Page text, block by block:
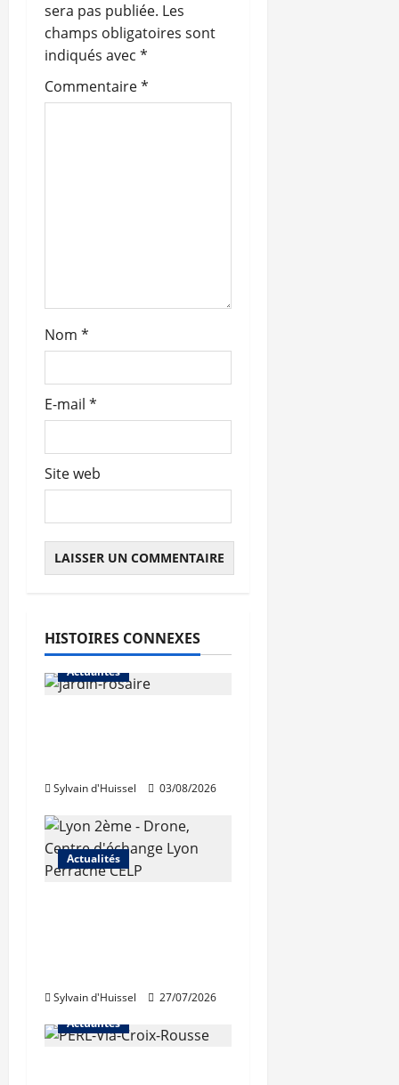
sera pas publiée. Les
champs obligatoires sont
indiqués avec *
Commentaire*
Nom *
E-mail *
Site web
HISTOIRES CONNEXES
Actualités
Sylvain d'Huissel 03/08/2026
Actualités
Sylvain d'Huissel
27/07/2026
Actualités